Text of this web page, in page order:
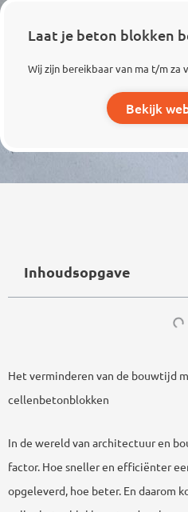
Laat je beton blokken
Wij zijn bereikbaar van ma t/m za
Bekijk
Inhoudsopgave
Het verminderen van de bouwtijd
cellenbetonblokken
In de wereld van architectuur en
factor. Hoe sneller en efficiënter
opgeleverd, hoe beter. En daarom